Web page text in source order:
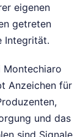
eigenen
getreten
Integrität.
Montechiaro
Anzeichen für
und das
sind Signale